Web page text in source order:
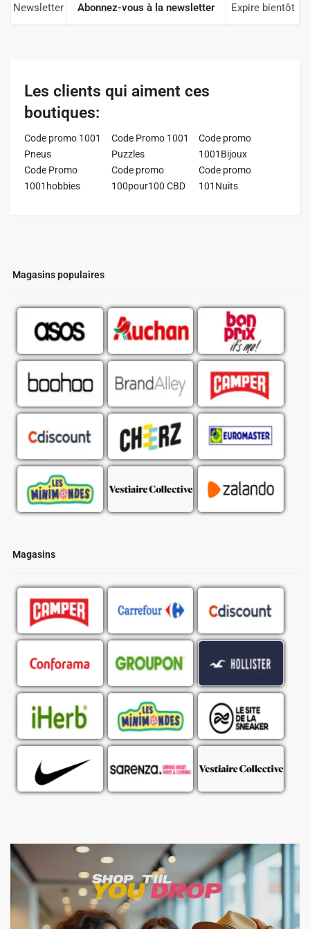
Magasins populaires
Magasins
Newsletter Abonnez-vous à la newsletter Expire bientôt
Les clients qui aiment ces
boutiques:
Code promo 1001
Pneus
Code Promo 1001
Puzzles
Code promo
1001Bijoux
Code Promo
1001hobbies
Code promo
100pour100 CBD
Code promo
101Nuits